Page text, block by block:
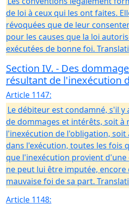
de loi à ceux qui les ont faites.
révoquées que de leur
pour les causes que la loi
exécutées de bonne foi.
Section IV. - Des
résultant de l'inexécution
Article 1147:
Le débiteur est condamné, s'il y
de dommages et intérêts, soit à
l'inexécution de l'obligation,
dans l'exécution, toutes les fois
que l'inexécution provient d'une
ne peut lui être imputée,
mauvaise foi de sa part.
Article 1148: